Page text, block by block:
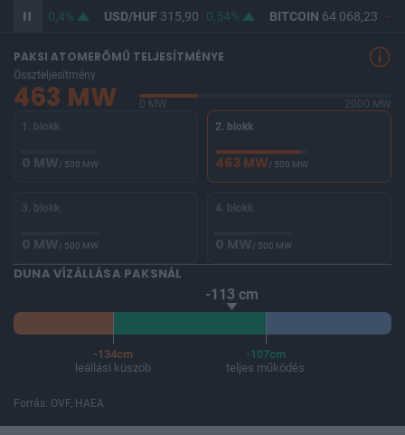
0,4% USD/HUF315,90 0,54% BITCOIN64 068,23 -
PAKSI ATOMERŐMŰ TELJESÍTMÉNYE
Összteljesítmény
463 MW 0 MW
2000 MW
1. blokk
0 MW/ 500 MW
2. blokk
463 MW/ 500 MW
3. blokk
0 MW/ 500 MW
4. blokk
0 MW/ 500 MW
DUNA VÍZÁLLÁSA PAKSNÁL
-113 cm
-134cm
leállási küszöb
-107cm
teljes működés
Forrás: OVF, HAEA